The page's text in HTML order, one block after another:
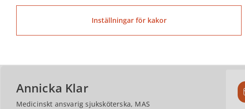
Socialstyrelsen enligt Lex Maria.
Kontakter
Annicka Klar
Medicinskt ansvarig sjuksköterska, MAS
Inställningar för kakor